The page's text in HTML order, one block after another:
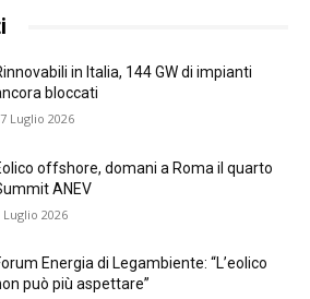
in Italia, 144 GW di impianti
bloccati
Luglio 2026
offshore, domani a Roma il quarto
ANEV
Luglio 2026
Energia di Legambiente: “L’eolico
può più aspettare”